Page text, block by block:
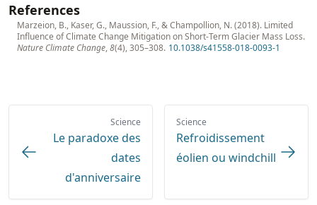
References
Marzeion, B., Kaser, G., Maussion, F., & Champollion, N. (2018). Limited
Influence of Climate Change Mitigation on Short-Term Glacier Mass Loss.
Nature Climate Change,8(4), 305–308. 10.1038/s41558-018-0093-1
Science
Le paradoxe des
dates
d'anniversaire
Science
Refroidissement
éolien ou windchill